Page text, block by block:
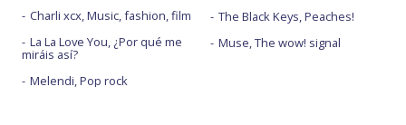
Charli xcx, Music, fashion, film
La La Love You, ¿Por qué me
miráis así?
Melendi, Pop rock
The Black Keys, Peaches!
Muse, The wow! signal